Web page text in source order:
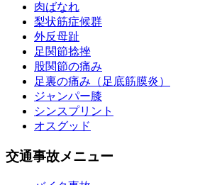
肉ばなれ
梨状筋症候群
外反母趾
足関節捻挫
股関節の痛み
足裏の痛み（足底筋膜炎）
ジャンパー膝
シンスプリント
オスグッド
交通事故メニュー